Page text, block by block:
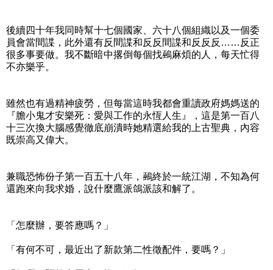
後續四十年我同時幫十七個國家、六十八個組織以及一個委
員會當間諜，此外還有反間諜和反反間諜和反反反……反正
很多事要做。我不斷暗中撂倒每個找鵐麻煩的人，每天忙得
不亦樂乎。
雖然也有過精神疲勞，但每當這時我都會重讀政府媽媽送的
『膽小鬼才安樂死：愛與工作的永恆人生』，這是第一百八
十三次換大腦感覺徹底崩潰時她精選給我的上古聖典，內容
既崇高又偉大。
兼職恐怖份子第一百五十八年，鵐終於一統江湖，不知為何
還跑來向我求婚，說什麼鷹派鴿派該和解了。
「怎麼辦，要答應嗎？」
「有何不可，最近出了新款第二性徵配件，要嗎？」